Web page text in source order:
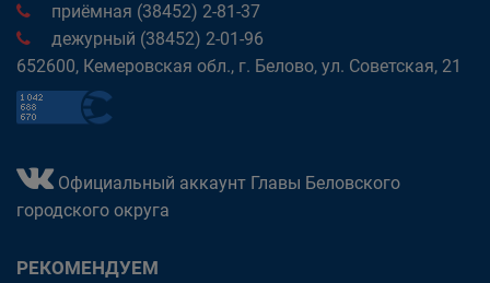
приёмная (38452) 2-81-37
дежурный (38452) 2-01-96
652600, Кемеровская обл., г. Белово, ул. Советская, 21
Официальный аккаунт Главы Беловского
городского округа
РЕКОМЕНДУЕМ